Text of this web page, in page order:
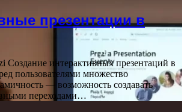
презентации в
Создание интерактивных презентаций в
пользователями множество
— возможность создавать
переходами…